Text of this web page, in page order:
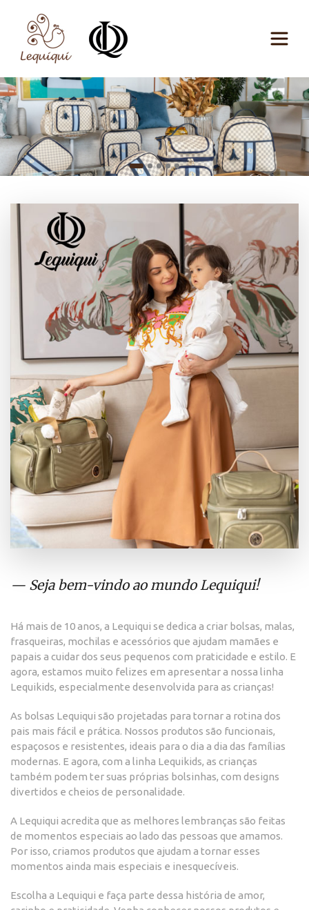
Seja bem-vindo ao mundo Lequiqui!
Há mais de 10 anos, a Lequiqui se dedica a criar bolsas, malas,
frasqueiras, mochilas e acessórios que ajudam mamães e
papais a cuidar dos seus pequenos com praticidade e estilo. E
agora, estamos muito felizes em apresentar a nossa linha
Lequikids, especialmente desenvolvida para as crianças!
As bolsas Lequiqui são projetadas para tornar a rotina dos
pais mais fácil e prática. Nossos produtos são funcionais,
espaçosos e resistentes, ideais para o dia a dia das famílias
modernas. E agora, com a linha Lequikids, as crianças
também podem ter suas próprias bolsinhas, com designs
divertidos e cheios de personalidade.
A Lequiqui acredita que as melhores lembranças são feitas
de momentos especiais ao lado das pessoas que amamos.
Por isso, criamos produtos que ajudam a tornar esses
momentos ainda mais especiais e inesquecíveis.
Escolha a Lequiqui e faça parte dessa história de amor,